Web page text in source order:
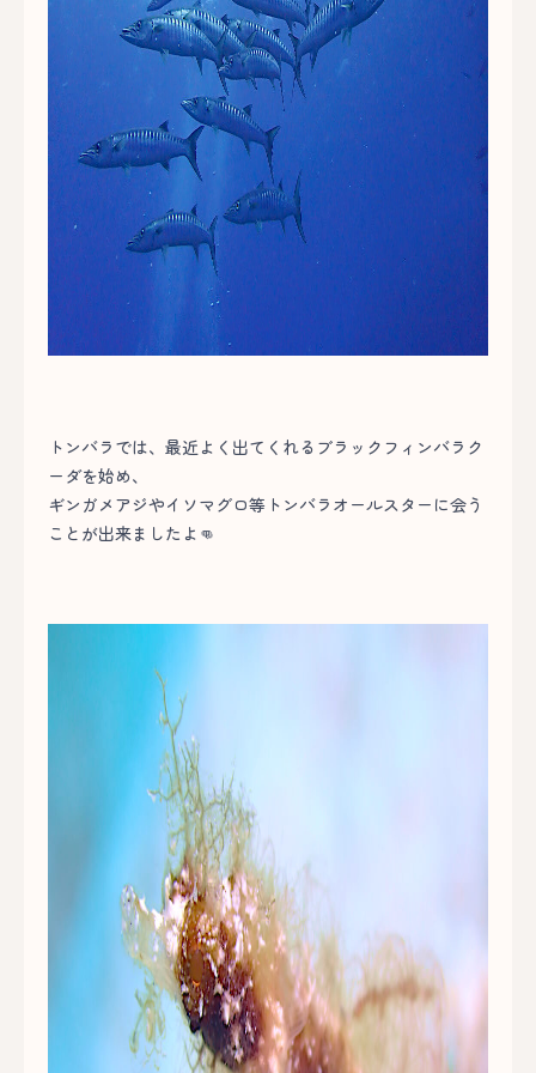
トンバラでは、最近よく出てくれるブラックフィンバラク
ーダを始め、
ギンガメアジやイソマグロ等トンバラオールスターに会う
ことが出来ましたよ👊